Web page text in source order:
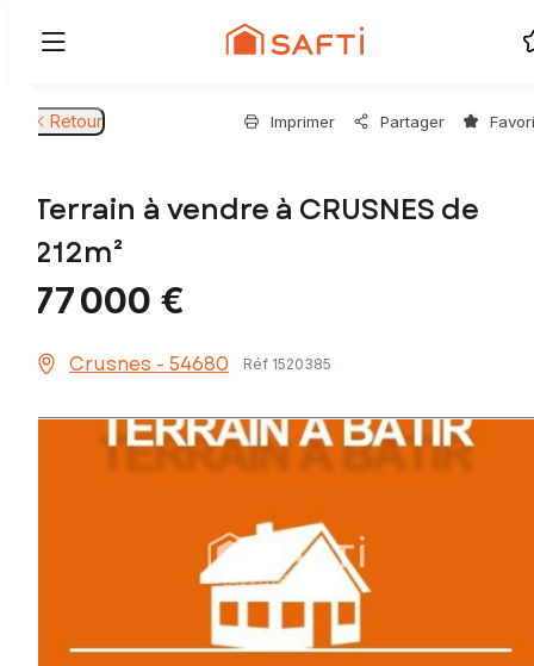
Retour Imprimer Partager
Terrain à vendre à CRUSNES de
212m²
77 000 €
Crusnes - 54680 Réf 1520385